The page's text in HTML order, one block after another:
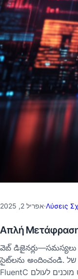
אפריל 2, 2025·Λύσεις
Απλή Μετάφραση
వెబ్
సైట్‌లను అందించండి. אמצו את האופן שבו התוסף תרגום של
FluentC עוזר לכם לספק אתרי אינטרנט מוכנים לעולם